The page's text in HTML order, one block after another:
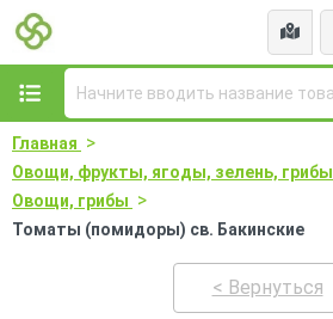
Главная >
Овощи, фрукты, ягоды, зелень, грибы
Овощи, грибы >
Томаты (помидоры) св. Бакинские
< Вернуться